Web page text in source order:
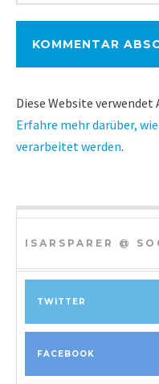
Diese Website verwendet
Erfahre mehr darüber,
verarbeitet werden.
ISARSPARER @
TWITTER
FACEBOOK